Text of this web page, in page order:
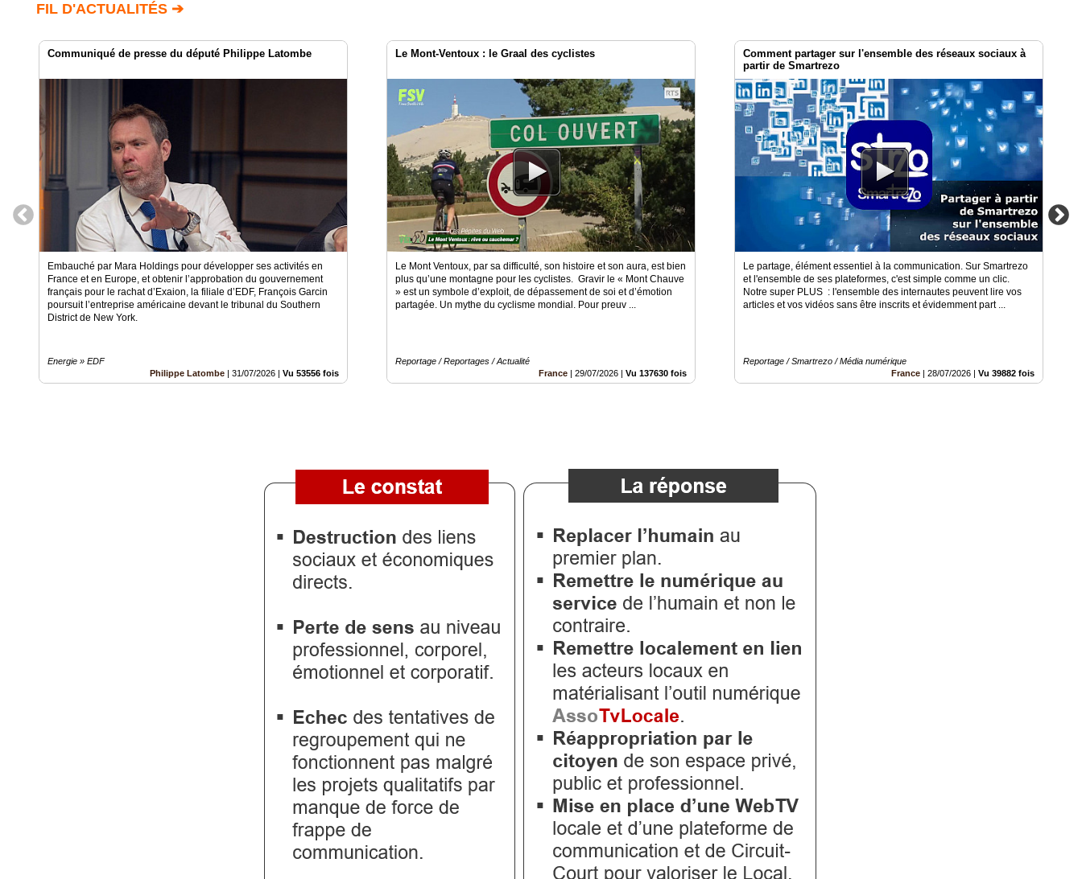
Inscription
annuaire
FIL D'ACTUALITÉS ➔
Communiqué de presse du député Philippe Latombe
Embauché par Mara Holdings pour développer ses activités en
France et en Europe, et obtenir l’approbation du gouvernement
français pour le rachat d’Exaion, la filiale d’EDF, François Garcin
poursuit l’entreprise américaine devant le tribunal du Southern
District de New York.
Energie » EDF
Philippe Latombe | 31/07/2026 | Vu 53556 fois
Le Mont-Ventoux : le Graal des cyclistes
Le Mont Ventoux, par sa difficulté, son histoire et son aura, est bien
plus qu’une montagne pour les cyclistes. Gravir le « Mont Chauve
» est un symbole d’exploit, de dépassement de soi et d’émotion
partagée. Un mythe du cyclisme mondial. Pour preuv ...
Reportage / Reportages / Actualité
France | 29/07/2026 | Vu 137630 fois
Comment partager sur l'ensemble des réseaux sociaux à
partir de Smartrezo
Le partage, élément essentiel à la communication. Sur Smartrezo
et l'ensemble de ses plateformes, c'est simple comme un clic.
Notre super PLUS : l'ensemble des internautes peuvent lire vos
articles et vos vidéos sans être inscrits et évidemment part ...
Reportage / Smartrezo / Média numérique
France | 28/07/2026 | Vu 39882 fois